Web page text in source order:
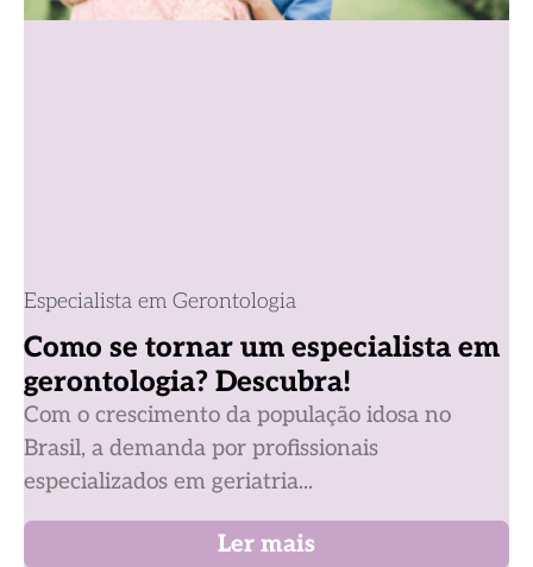
Especialista em Gerontologia
Como se tornar um especialista em
gerontologia? Descubra!
Com o crescimento da população idosa no
Brasil, a demanda por profissionais
especializados em geriatria...
Ler mais